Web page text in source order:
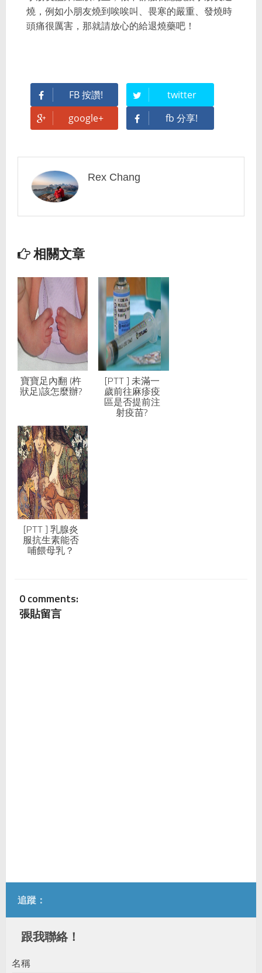
燒，例如小朋友燒到唉唉叫、畏寒的嚴重、發燒時
頭痛很厲害，那就請放心的給退燒藥吧！
FB 按讚!
twitter
google+
fb 分享!
Rex Chang
相關文章
寶寶足內翻 (杵
狀足)該怎麼辦?
[PTT ] 未滿一
歲前往麻疹疫
區是否提前注
射疫苗?
[PTT ] 乳腺炎
服抗生素能否
哺餵母乳？
0 comments:
張貼留言
追蹤：
跟我聯絡！
名稱